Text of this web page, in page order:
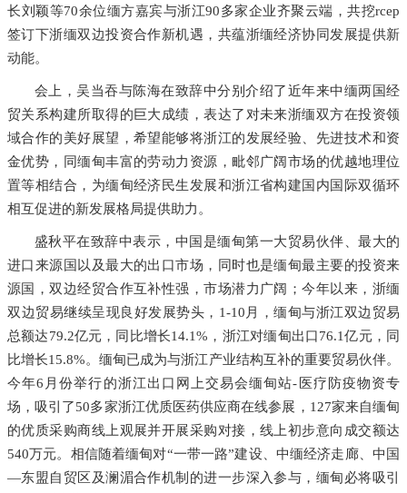
长刘颖等70余位缅方嘉宾与浙江90多家企业齐聚云端，共挖rcep
签订下浙缅双边投资合作新机遇，共蕴浙缅经济协同发展提供新
动能。
会上，吴当吞与陈海在致辞中分别介绍了近年来中缅两国经
贸关系构建所取得的巨大成绩，表达了对未来浙缅双方在投资领
域合作的美好展望，希望能够将浙江的发展经验、先进技术和资
金优势，同缅甸丰富的劳动力资源，毗邻广阔市场的优越地理位
置等相结合，为缅甸经济民生发展和浙江省构建国内国际双循环
相互促进的新发展格局提供助力。
盛秋平在致辞中表示，中国是缅甸第一大贸易伙伴、最大的
进口来源国以及最大的出口市场，同时也是缅甸最主要的投资来
源国，双边经贸合作互补性强，市场潜力广阔；今年以来，浙缅
双边贸易继续呈现良好发展势头，1-10月，缅甸与浙江双边贸易
总额达79.2亿元，同比增长14.1%，浙江对缅甸出口76.1亿元，同
比增长15.8%。缅甸已成为与浙江产业结构互补的重要贸易伙伴。
今年6月份举行的浙江出口网上交易会缅甸站-医疗防疫物资专
场，吸引了50多家浙江优质医药供应商在线参展，127家来自缅甸
的优质采购商线上观展并开展采购对接，线上初步意向成交额达
540万元。相信随着缅甸对“一带一路”建设、中缅经济走廊、中国
—东盟自贸区及澜湄合作机制的进一步深入参与，缅甸必将吸引